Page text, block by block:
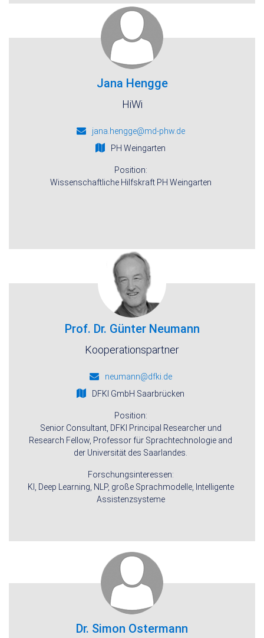
Jana Hengge
HiWi
jana.hengge@md-phw.de
PH Weingarten
Position:
Wissenschaftliche Hilfskraft PH Weingarten
Prof. Dr. Günter Neumann
Kooperationspartner
neumann@dfki.de
DFKI GmbH Saarbrücken
Position:
Senior Consultant, DFKI Principal Researcher und
Research Fellow, Professor für Sprachtechnologie and
der Universität des Saarlandes.
Forschungsinteressen:
KI, Deep Learning, NLP, große Sprachmodelle, Intelligente
Assistenzsysteme
Dr. Simon Ostermann